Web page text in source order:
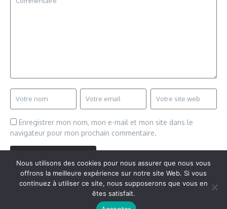
Enregistrer mon nom, mon e-mail et mon site dans le
navigateur pour mon prochain commentaire.
Copyright © 2026 Vudailleurs.com | Réalisé par
Nous utilisons des cookies pour nous assurer que nous vous
offrons la meilleure expérience sur notre site Web. Si vous
continuez à utiliser ce site, nous supposerons que vous en
êtes satisfait.